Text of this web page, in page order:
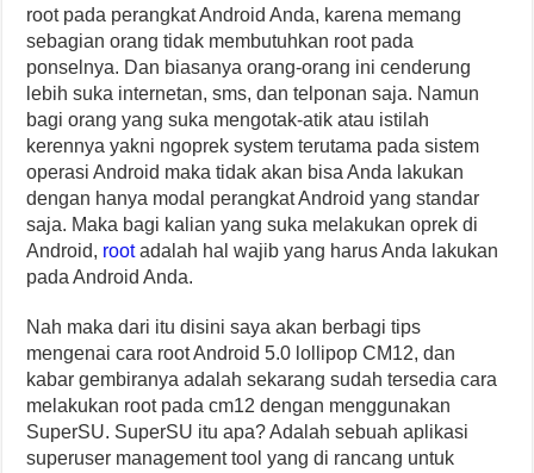
root pada perangkat Android Anda, karena memang
sebagian orang tidak membutuhkan root pada
ponselnya. Dan biasanya orang-orang ini cenderung
lebih suka internetan, sms, dan telponan saja. Namun
bagi orang yang suka mengotak-atik atau istilah
kerennya yakni ngoprek system terutama pada sistem
operasi Android maka tidak akan bisa Anda lakukan
dengan hanya modal perangkat Android yang standar
saja. Maka bagi kalian yang suka melakukan oprek di
Android, rootadalah hal wajib yang harus Anda lakukan
pada Android Anda.
Nah maka dari itu disini saya akan berbagi tips
mengenai cara root Android 5.0 lollipop CM12, dan
kabar gembiranya adalah sekarang sudah tersedia cara
melakukan root pada cm12 dengan menggunakan
SuperSU. SuperSU itu apa? Adalah sebuah aplikasi
superuser management tool yang di rancang untuk